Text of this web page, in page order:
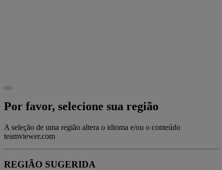
Por favor, selecione sua região
A seleção de uma região altera o idioma e/ou o conteúdo
teamviewer.com
REGIÃO SUGERIDA